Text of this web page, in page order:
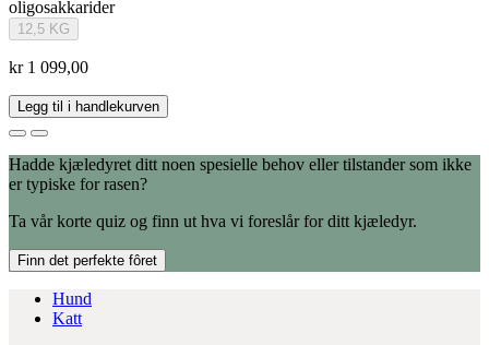
oligosakkarider
12,5 KG
kr 1 099,00
Legg til i handlekurven
Hadde kjæledyret ditt noen spesielle behov eller tilstander som ikke
er typiske for rasen?
Ta vår korte quiz og finn ut hva vi foreslår for ditt kjæledyr.
Finn det perfekte fôret
Hund
Katt